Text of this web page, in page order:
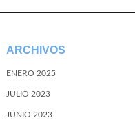
ARCHIVOS
ENERO 2025
JULIO 2023
JUNIO 2023